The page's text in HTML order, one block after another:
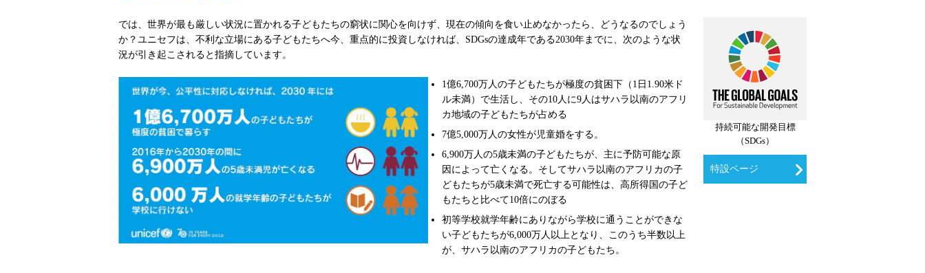
では、世界が最も厳しい状況に置かれる子どもたちの窮状に関心を向けず、現在の傾向を食い止めなかったら、どうなるのでしょう
か？ユニセフは、不利な立場にある子どもたちへ今、重点的に投資しなければ、SDGsの達成年である2030年までに、次のような状
況が引き起こされると指摘しています。
1億6,700万人の子どもたちが極度の貧困下（1日1.90米ド
ル未満）で生活し、その10人に9人はサハラ以南のアフリ
カ地域の子どもたちが占める
7億5,000万人の女性が児童婚をする。
6,900万人の5歳未満の子どもたちが、主に予防可能な原
因によって亡くなる。そしてサハラ以南のアフリカの子
どもたちが5歳未満で死亡する可能性は、高所得国の子ど
もたちと比べて10倍にのぼる
初等学校就学年齢にありながら学校に通うことができな
い子どもたちが6,000万人以上となり、このうち半数以上
が、サハラ以南のアフリカの子どもたち。
持続可能な開発目標
（SDGs）
特設ページ